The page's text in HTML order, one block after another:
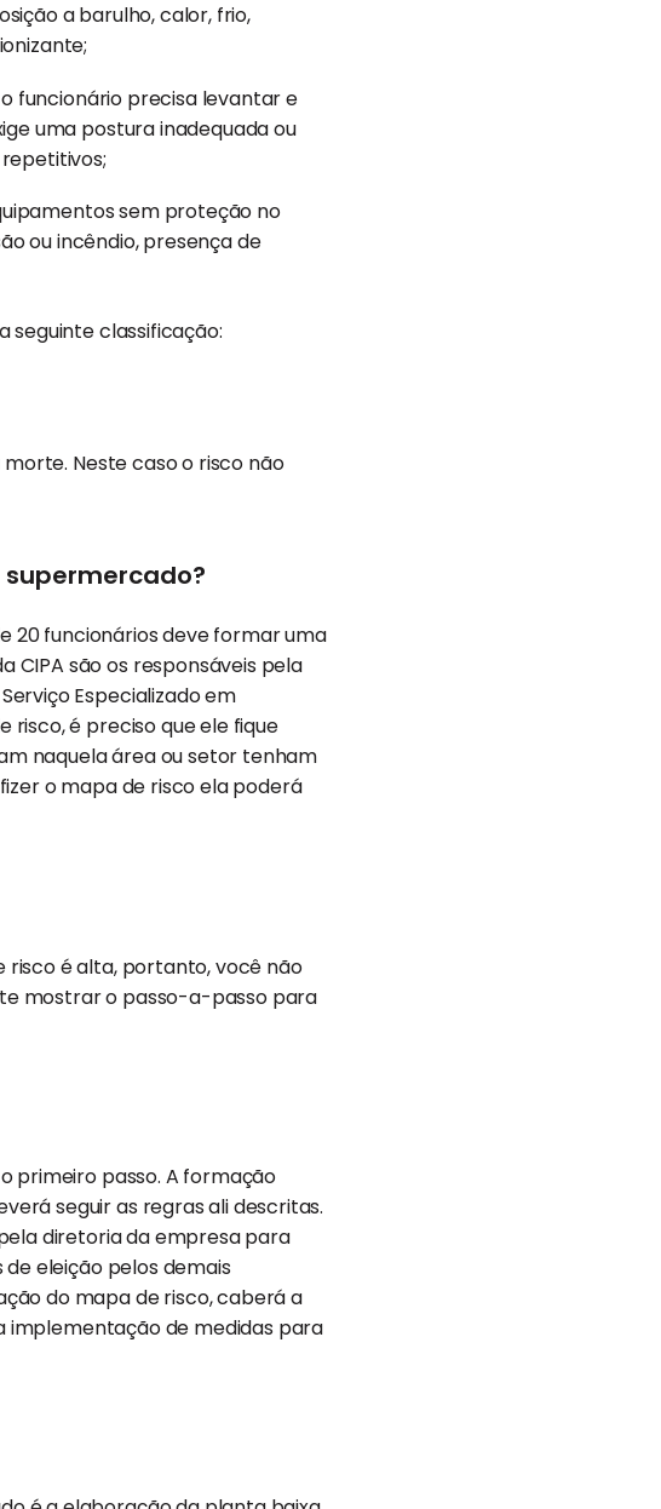
a barulho, calor, frio,
funcionário precisa levantar e
uma postura inadequada ou
sem proteção no
ou incêndio, presença de
seguinte classificação:
Neste caso o risco não
20 funcionários deve formar uma
CIPA são os responsáveis pela
Especializado em
risco, é preciso que ele fique
naquela área ou setor tenham
o mapa de risco ela poderá
risco é alta, portanto, você não
mostrar o passo-a-passo para
primeiro passo. A formação
seguir as regras ali descritas.
diretoria da empresa para
eleição pelos demais
do mapa de risco, caberá a
implementação de medidas para